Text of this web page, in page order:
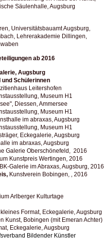
Säulenhalle, Augsburg
Universitätsbauamt Augsburg,
Lehrerakademie Dillingen,
ab 2016
Augsburg
und Schülerinnen
Leitershofen
Museum H1
Diessen, Ammersee
Museum H1
im abraxas, Augsburg
Museum H1
Eckegalerie, Augsburg
im abraxas, Augsburg
Galerie Oberschönefeld, 2016
Kunstpreis Wertingen, 2016
Galerie im Abraxas, Augsburg, 2016
Kunstverein Bobingen, , 2016
Arlberger Kulturtage
Format, Eckegalerie, Augsburg
Kunst, Bobingen (mit Emeran Achter)
Eckegalerie, Augsburg
Bildender Künstler